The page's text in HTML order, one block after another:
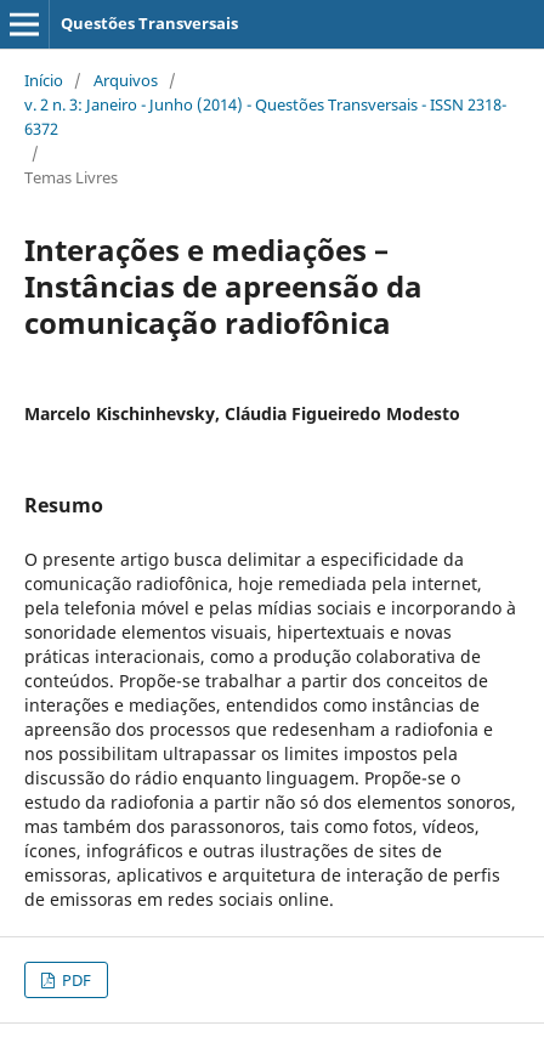
Questões Transversais
Início / Arquivos /
v. 2 n. 3: Janeiro - Junho (2014) - Questões Transversais - ISSN 2318-
6372
/
Temas Livres
Interações e mediações –
Instâncias de apreensão da
comunicação radiofônica
Marcelo Kischinhevsky, Cláudia Figueiredo Modesto
Resumo
O presente artigo busca delimitar a especificidade da
comunicação radiofônica, hoje remediada pela internet,
pela telefonia móvel e pelas mídias sociais e incorporando à
sonoridade elementos visuais, hipertextuais e novas
práticas interacionais, como a produção colaborativa de
conteúdos. Propõe-se trabalhar a partir dos conceitos de
interações e mediações, entendidos como instâncias de
apreensão dos processos que redesenham a radiofonia e
nos possibilitam ultrapassar os limites impostos pela
discussão do rádio enquanto linguagem. Propõe-se o
estudo da radiofonia a partir não só dos elementos sonoros,
mas também dos parassonoros, tais como fotos, vídeos,
ícones, infográficos e outras ilustrações de sites de
emissoras, aplicativos e arquitetura de interação de perfis
de emissoras em redes sociais online.
PDF